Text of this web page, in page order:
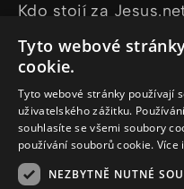
Kdo stojí za
Články
Online kurzy
Naše projekty
Chci se zeptat
Sleduj nás
Tyto webové
cookie.
Tyto webové stránky používají
uživatelského zážitku.
souhlasíte se všemi soubory
používání souborů cookie. Více
NEZBYTNĚ NUTNÉ